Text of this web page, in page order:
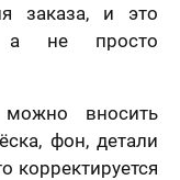
заказа, и это
а не просто
вносить
фон, детали
корректируется